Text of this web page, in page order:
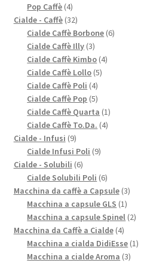
Pop Caffè 44
prodotti
Cialde - Caffè 3232
prodotti
Cialde Caffè Borbone 66
Cialde Caffè Illy 33
prodotti
Cialde Caffè Kimbo 44
Cialde Caffè Lollo 55
Cialde Caffè Poli 44
prodotti
Cialde Caffè Pop 55
prodotti
Cialde Caffè Quarta 11
Cialde Caffè To.Da. 44
Cialde - Infusi 99
prodotti
Cialde Infusi Poli 99
Cialde - Solubili 66
prodotti
Cialde Solubili Poli 66
prodotti
Macchina da caffè a Capsule 33
Macchina a capsule GLS 11
Macchina a capsule Spinel 22
Macchina da Caffè a Cialde 44
Macchina a cialda DidiEsse 11
Macchina a cialde Aroma 33